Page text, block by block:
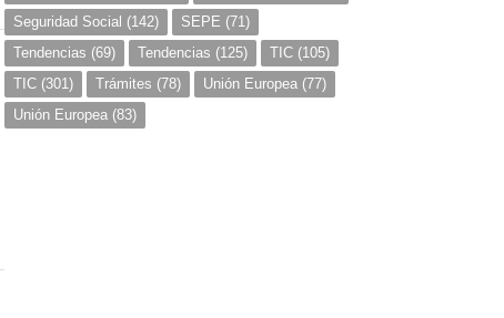
Seguridad Social (142) SEPE (71)
Tendencias (69) Tendencias (125) TIC (105)
TIC (301) Trámites (78) Unión Europea (77)
Unión Europea (83)